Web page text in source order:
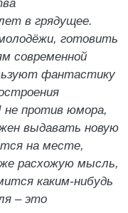
в грядущее.
готовить
современной
фантастику
не против юмора,
выдавать новую
на месте,
расхожую мысль,
каким-нибудь
– это